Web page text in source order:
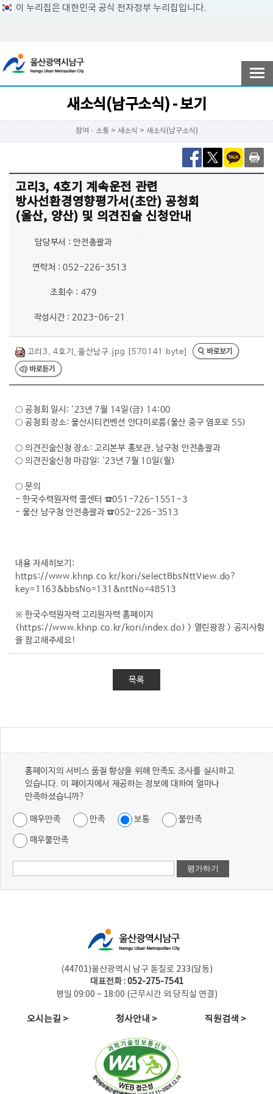
이 누리집은 대한민국 공식 전자정부 누리집입니다.
참여ㆍ소통
남구소개
분야별정보
정보공개
문화관광
참여ㆍ소통 > 새소식 > 새소식(남구소식)
새소식(남구소식) - 보기
고리3, 4호기 계속운전 관련
방사선환경영향평가서(초안) 공청회
(울산, 양산) 및 의견진술 신청안내
담당부서 : 안전총괄과
연락처 : 052-226-3513
조회수 : 479
작성시간 : 2023-06-21
고리3, 4호기_울산남구.jpg [570141 byte]
○ 공청회 일시: '23년 7월 14일(금) 14:00
○ 공청회 장소: 울산시티컨벤션 안다미로룸(울산 중구 염포로 55)
○ 의견진술신청 장소: 고리본부 홍보관, 남구청 안전총괄과
○ 의견진술신청 마감일: '23년 7월 10일(월)
○ 문의
- 한국수력원자력 콜센터 ☎051-726-1551~3
- 울산 남구청 안전총괄과 ☎052-226-3513
내용 자세히보기:
https://www.khnp.co.kr/kori/selectBbsNttView.do?
key=1163&bbsNo=131&nttNo=48513
※ 한국수력원자력 고리원자력 홈페이지
(https://www.khnp.co.kr/kori/index.do) > 열린광장 > 공지사항
을 참고해주세요!
목록
홈페이지의 서비스 품질 향상을 위해 만족도 조사를 실시하고
있습니다. 이 페이지에서 제공하는 정보에 대하여 얼마나
만족하셨습니까?
매우만족 만족 보통 불만족
매우불만족
(44701)울산광역시 남구 돋질로 233(달동)
대표전화 :052-275-7541
평일 09:00 ~ 18:00 (근무시간 외 당직실 연결)
오시는길 > 청사안내 > 직원검색 >